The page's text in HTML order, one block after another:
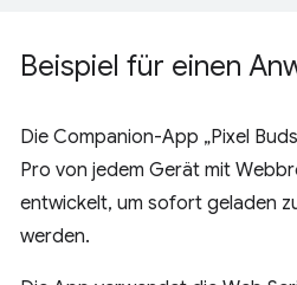
Beispiel für einen
Die Companion-App „Pixel
Pro von jedem Gerät mit
entwickelt, um sofort geladen
werden.